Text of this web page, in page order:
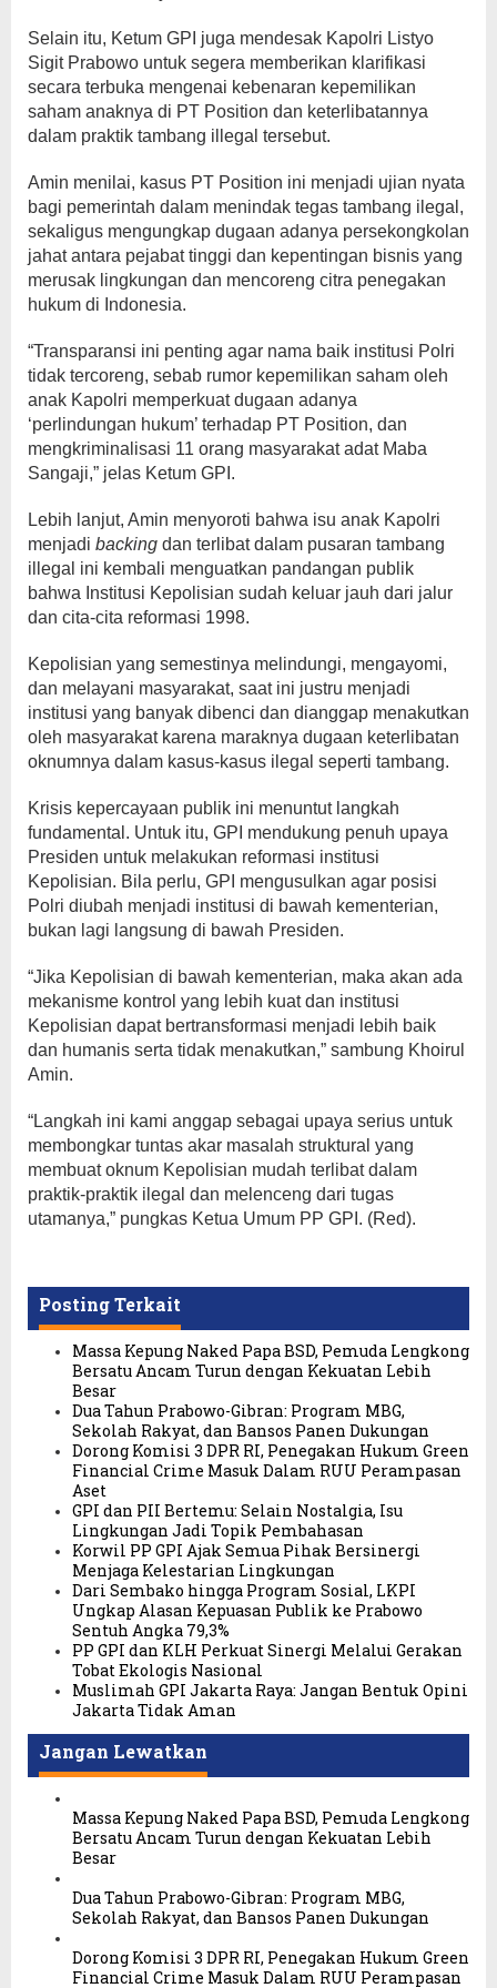
Selain itu, Ketum GPI juga mendesak Kapolri Listyo
Sigit Prabowo untuk segera memberikan klarifikasi
secara terbuka mengenai kebenaran kepemilikan
saham anaknya di PT Position dan keterlibatannya
dalam praktik tambang illegal tersebut.
Amin menilai, kasus PT Position ini menjadi ujian nyata
bagi pemerintah dalam menindak tegas tambang ilegal,
sekaligus mengungkap dugaan adanya persekongkolan
jahat antara pejabat tinggi dan kepentingan bisnis yang
merusak lingkungan dan mencoreng citra penegakan
hukum di Indonesia.
“Transparansi ini penting agar nama baik institusi Polri
tidak tercoreng, sebab rumor kepemilikan saham oleh
anak Kapolri memperkuat dugaan adanya
‘perlindungan hukum’ terhadap PT Position, dan
mengkriminalisasi 11 orang masyarakat adat Maba
Sangaji,” jelas Ketum GPI.
Lebih lanjut, Amin menyoroti bahwa isu anak Kapolri
menjadi backing dan terlibat dalam pusaran tambang
illegal ini kembali menguatkan pandangan publik
bahwa Institusi Kepolisian sudah keluar jauh dari jalur
dan cita-cita reformasi 1998.
Kepolisian yang semestinya melindungi, mengayomi,
dan melayani masyarakat, saat ini justru menjadi
institusi yang banyak dibenci dan dianggap menakutkan
oleh masyarakat karena maraknya dugaan keterlibatan
oknumnya dalam kasus-kasus ilegal seperti tambang.
Krisis kepercayaan publik ini menuntut langkah
fundamental. Untuk itu, GPI mendukung penuh upaya
Presiden untuk melakukan reformasi institusi
Kepolisian. Bila perlu, GPI mengusulkan agar posisi
Polri diubah menjadi institusi di bawah kementerian,
bukan lagi langsung di bawah Presiden.
“Jika Kepolisian di bawah kementerian, maka akan ada
mekanisme kontrol yang lebih kuat dan institusi
Kepolisian dapat bertransformasi menjadi lebih baik
dan humanis serta tidak menakutkan,” sambung Khoirul
Amin.
“Langkah ini kami anggap sebagai upaya serius untuk
membongkar tuntas akar masalah struktural yang
membuat oknum Kepolisian mudah terlibat dalam
praktik-praktik ilegal dan melenceng dari tugas
utamanya,” pungkas Ketua Umum PP GPI. (Red).
Posting Terkait
Massa Kepung Naked Papa BSD, Pemuda Lengkong
Bersatu Ancam Turun dengan Kekuatan Lebih
Besar
Dua Tahun Prabowo-Gibran: Program MBG,
Sekolah Rakyat, dan Bansos Panen Dukungan
Dorong Komisi 3 DPR RI, Penegakan Hukum Green
Financial Crime Masuk Dalam RUU Perampasan
Aset
GPI dan PII Bertemu: Selain Nostalgia, Isu
Lingkungan Jadi Topik Pembahasan
Korwil PP GPI Ajak Semua Pihak Bersinergi
Menjaga Kelestarian Lingkungan
Dari Sembako hingga Program Sosial, LKPI
Ungkap Alasan Kepuasan Publik ke Prabowo
Sentuh Angka 79,3%
PP GPI dan KLH Perkuat Sinergi Melalui Gerakan
Tobat Ekologis Nasional
Muslimah GPI Jakarta Raya: Jangan Bentuk Opini
Jakarta Tidak Aman
Jangan Lewatkan
Massa Kepung Naked Papa BSD, Pemuda Lengkong
Bersatu Ancam Turun dengan Kekuatan Lebih
Besar
Dua Tahun Prabowo-Gibran: Program MBG,
Sekolah Rakyat, dan Bansos Panen Dukungan
Dorong Komisi 3 DPR RI, Penegakan Hukum Green
Financial Crime Masuk Dalam RUU Perampasan